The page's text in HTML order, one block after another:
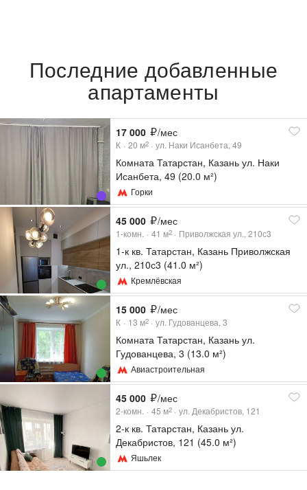
Последние добавленные
апартаменты
17 000 /мес
К 20 м2 ул. Наки Исанбета, 49
Комната Татарстан, Казань ул. Наки
Исанбета, 49 (20.0 м²)
Горки
45 000 /мес
1-комн. 41 м2 Приволжская ул., 210с3
1-к кв. Татарстан, Казань Приволжская
ул., 210с3 (41.0 м²)
Кремлёвская
15 000 /мес
К 13 м2 ул. Гудованцева, 3
Комната Татарстан, Казань ул.
Гудованцева, 3 (13.0 м²)
Авиастроительная
45 000 /мес
2-комн. 45 м2 ул. Декабристов, 121
2-к кв. Татарстан, Казань ул.
Декабристов, 121 (45.0 м²)
Яшьлек